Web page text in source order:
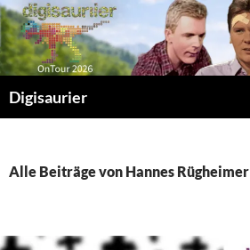
Zum
Inhalt
springen
Digisaurier
Alle Beiträge von Hannes Rügheimer